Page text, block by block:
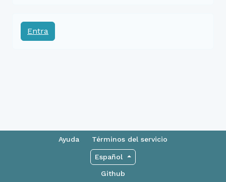
Entra
Ayuda Términos del servicio
Español
Github